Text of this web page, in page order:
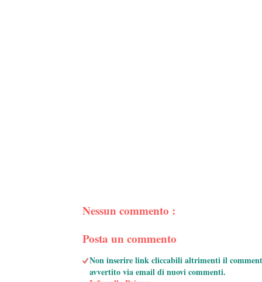
Nessun commento :
Posta un commento
Non inserire link cliccabili altrimenti il
avvertito via email di nuovi commenti.